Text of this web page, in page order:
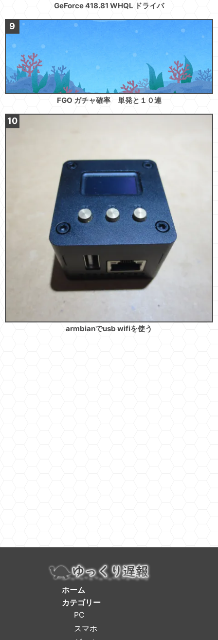
GeForce 418.81 WHQL ドライバ
FGO ガチャ確率 単発と１０連
armbianでusb wifiを使う
ホーム
カテゴリー
PC
スマホ